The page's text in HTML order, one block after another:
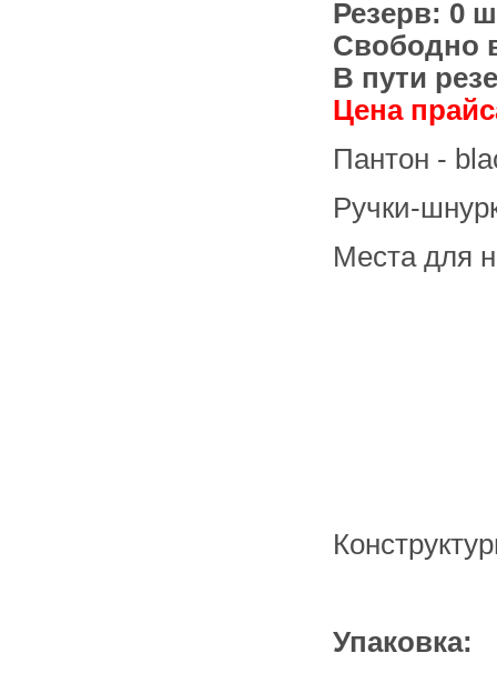
Резерв: 0
Свободно
В пути
Цена
Пантон -
Ручки-
Места для
Упаковка: